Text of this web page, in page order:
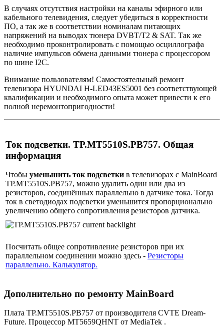
В случаях отсутствия настройки на каналы эфирного или
кабельного телевидения, следует убедиться в корректности
ПО, а так же в соответствии номиналам питающих
напряжений на выводах тюнера DVBT/T2 & SAT. Так же
необходимо проконтролировать с помощью осциллографа
наличие импульсов обмена данными тюнера с процессором
по шине I2C.
Внимание пользователям! Самостоятельный ремонт
телевизора HYUNDAI H-LED43ES5001 без соответствующей
квалификации и необходимого опыта может привести к его
полной неремонтопригодности!
Ток подсветки. TP.MT5510S.PB757. Общая
информация
Чтобы уменьшить ток подсветки в телевизорах с MainBoard
TP.MT5510S.PB757, можно удалить один или два из
резисторов, соединённых параллельно в датчике тока. Тогда
ток в светодиодах подсветки уменьшится пропорционально
увеличению общего сопротивления резисторов датчика.
Посчитать общее сопротивление резисторов при их
параллельном соединении можно здесь - Резисторы
параллельно. Калькулятор.
Дополнительно по ремонту MainBoard
Плата TP.MT5510S.PB757 от производителя CVTE Dream-
Future. Процессор MT5659QHNT от MediaTek .